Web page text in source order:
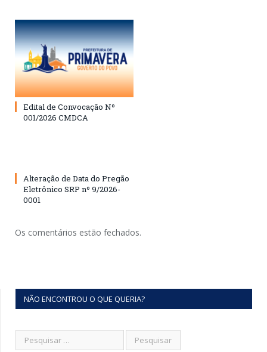
Edital de Convocação Nº
001/2026 CMDCA
Alteração de Data do Pregão
Eletrônico SRP nº 9/2026-
0001
Os comentários estão fechados.
NÃO ENCONTROU O QUE QUERIA?